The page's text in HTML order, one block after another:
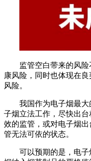
监管空白带来的风
康风险，同时也体现在
风险。
我国作为电子烟最
子烟立法工作，尽快出
效的监管，或对电子烟
管无法可依的状态。
可以预期的是，电